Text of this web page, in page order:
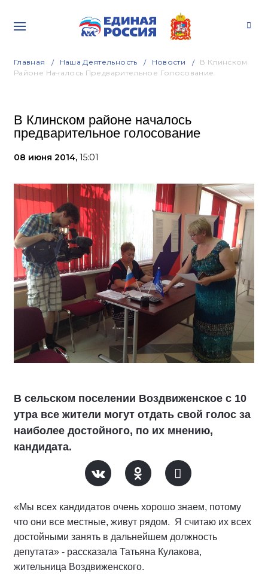
Главная Наша Деятельность Новости
В Клинском
Районе Началось Предварительное Голосование
В Клинском районе началось
предварительное голосование
08 июня 2014, 15:01
В сельском поселении Воздвиженское с 10
утра все жители могут отдать свой голос за
наиболее достойного, по их мнению,
кандидата.
«Мы всех кандидатов очень хорошо знаем, потому
что они все местные, живут рядом. Я считаю их всех
достойными занять в дальнейшем должность
депутата» - рассказала Татьяна Кулакова,
жительница Воздвиженского.